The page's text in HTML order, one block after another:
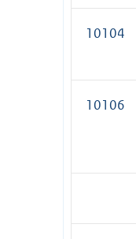
10104
10106